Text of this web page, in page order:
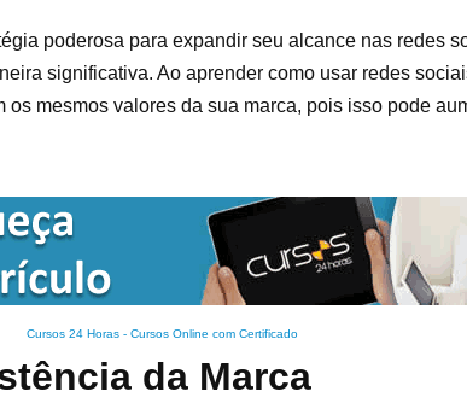
poderosa para expandir seu alcance nas redes
significativa. Ao aprender como usar redes
mesmos valores da sua marca, pois isso pode
Cursos 24 Horas - Cursos Online com Certificado
da Marca